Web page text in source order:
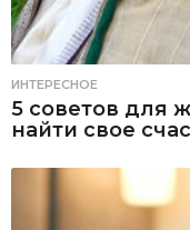
ИНТЕРЕСНОЕ
5 советов для
найти свое